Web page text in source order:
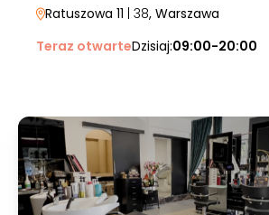
Ratuszowa 11 | 38, Warszawa
Teraz otwarteDzisiaj:09:00-20:00